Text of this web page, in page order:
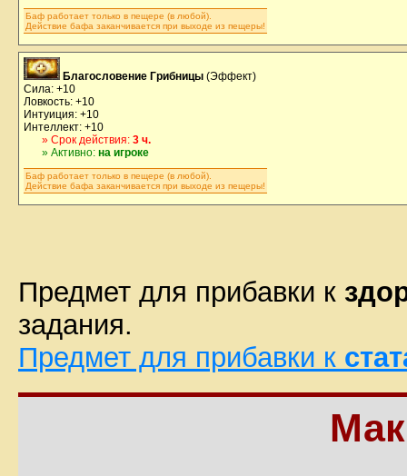
Баф работает только в пещере (в любой).
Действие бафа заканчивается при выходе из пещеры!
Благословение Грибницы (Эффект)
Сила: +10
Ловкость: +10
Интуиция: +10
Интеллект: +10
» Срок действия: 3 ч.
» Активно: на игроке
Баф работает только в пещере (в любой).
Действие бафа заканчивается при выходе из пещеры!
Предмет для прибавки к
задания.
Предмет для прибавки к